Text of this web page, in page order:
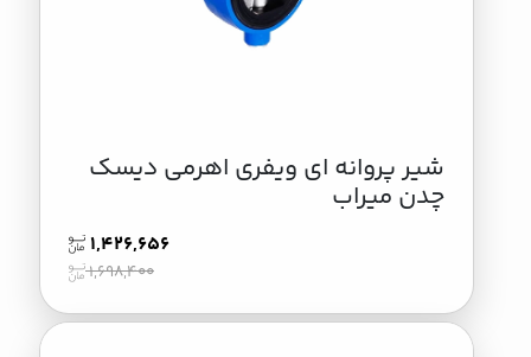
شیر پروانه ای ویفری اهرمی دیسک
چدن میراب
1,426,656
1,698,400